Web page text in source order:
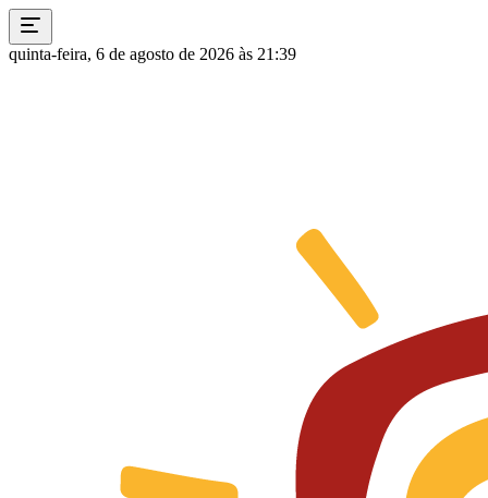
quinta-feira, 6 de agosto de 2026 às 21:39